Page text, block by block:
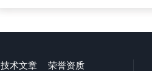
技术文章 荣誉资质